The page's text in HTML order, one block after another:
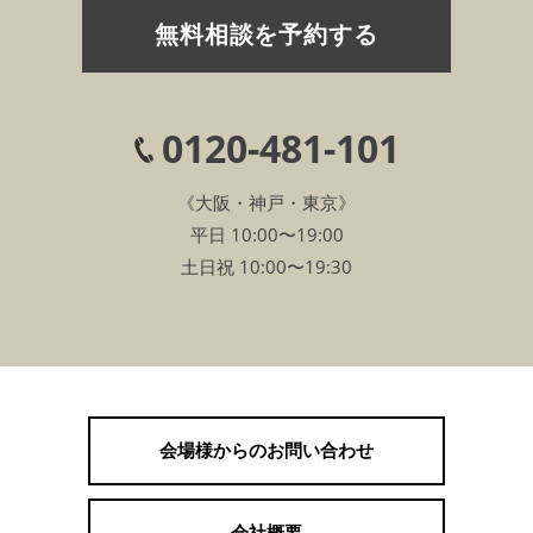
無料相談を予約する
0120-481-101
《大阪・神戸・東京》
平日 10:00〜19:00
土日祝 10:00〜19:30
会場様からのお問い合わせ